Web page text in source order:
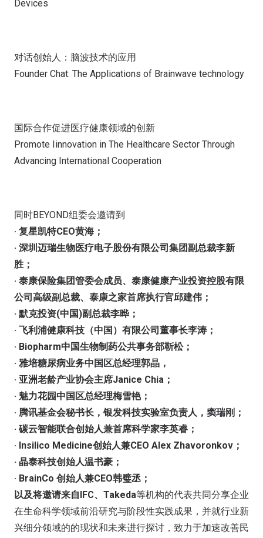
Devices
对话创始人：脑波技术的应用
Founder Chat: The Applications of Brainwave technology
国际合作促进医疗健康领域的创新
Promote Iinnovation in The Healthcare Sector Through
Advancing International Cooperation
同时BEYOND组委会邀请到
· 复星凯特CEO黄海；
· 深圳迈瑞生物医疗电子股份有限公司集团副总裁李新
胜；
· 泰康保险集团管委会成员、泰康健康产业投资控股有限
公司高级副总裁、泰康之家首席执行官邱建伟；
· 默克投资(中国)副总裁李晔；
· 飞利浦健康科技（中国）有限公司董事长李涛；
· Biopharm中国生物制药公共事务部靳松；
· 雅培糖尿病业务中国区总经理郭晶，
· 亚洲老龄产业协会主席Janice Chia；
· 魅力花园中国区总经理梅雪艳；
· 腾讯基金会秘书长，银发科技实验室负责人，窦瑞刚；
· 碳云智能联合创始人兼首席科学家李英睿；
· Insilico Medicine创始人兼CEO Alex Zhavoronkov；
· 晶泰科技创始人温书豪；
· BrainCo 创始人兼CEO韩璧丞；
以及将邀请来自IFC、Takeda等机构的代表共同分享企业
在生命科学领域前沿研究与阶段性实践成果，并就行业新
兴细分领域的的现状和未来进行探讨，致力于加速改善民